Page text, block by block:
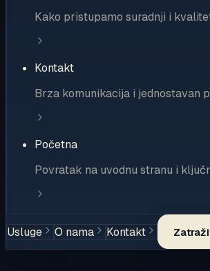
Kako pristupamo suradnji i
Kontakt
Brza komunikacija i jednostavan
Početna
Povratak na uvodnu stranu i
Usluge O nama Kontakt